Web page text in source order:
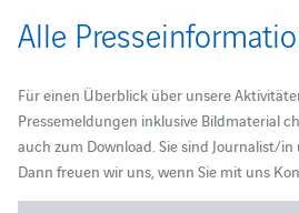
Alle
Für einen Überblick über unsere
Pressemeldungen inklusive Bildmaterial
auch zum Download. Sie sind Journalist/in
Dann freuen wir uns, wenn Sie mit uns